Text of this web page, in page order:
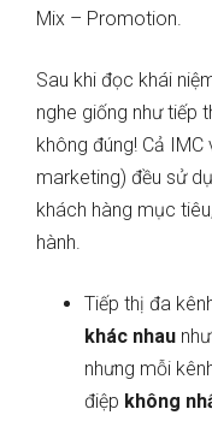
Mix – Promotion.
Sau khi đọc khái
nghe giống như tiếp
không đúng! Cả
marketing) đều sử
khách hàng mục
hành.
Tiếp thị đa
khác nhau
nhưng mỗi
điệp không